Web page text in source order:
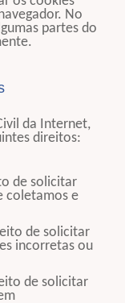
No
partes do
da Internet,
direitos:
de solicitar
coletamos e
de solicitar
incorretas ou
de solicitar